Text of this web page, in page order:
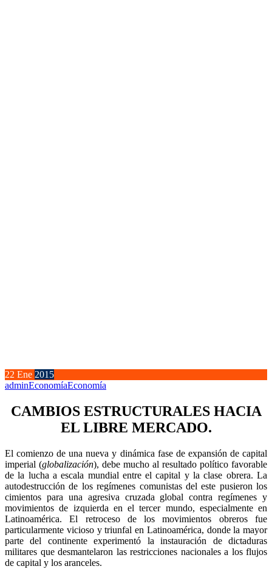
22 Ene 2015
adminEconomíaEconomía
CAMBIOS ESTRUCTURALES HACIA
EL LIBRE MERCADO.
El comienzo de una nueva y dinámica fase de expansión de capital
imperial (globalización), debe mucho al resultado político favorable
de la lucha a escala mundial entre el capital y la clase obrera. La
autodestrucción de los regímenes comunistas del este pusieron los
cimientos para una agresiva cruzada global contra regímenes y
movimientos de izquierda en el tercer mundo, especialmente en
Latinoamérica. El retroceso de los movimientos obreros fue
particularmente vicioso y triunfal en Latinoamérica, donde la mayor
parte del continente experimentó la instauración de dictaduras
militares que desmantelaron las restricciones nacionales a los flujos
de capital y los aranceles.